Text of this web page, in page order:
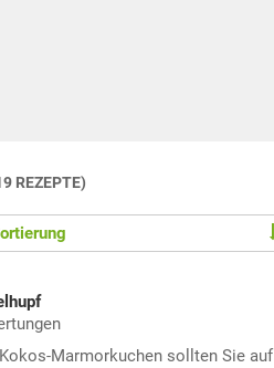
REZEPTE)
Marmorkuchen sollten Sie auf